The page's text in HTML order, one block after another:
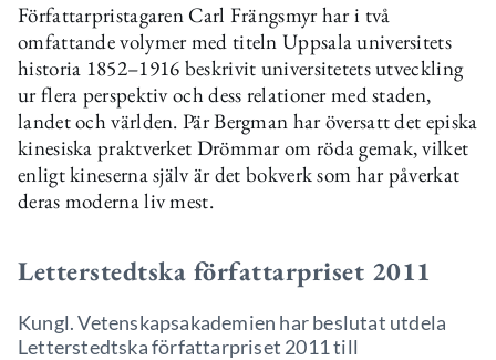
Författarpristagaren Carl Frängsmyr har i två
omfattande volymer med titeln Uppsala universitets
historia 1852–1916 beskrivit universitetets utveckling
ur flera perspektiv och dess relationer med staden,
landet och världen. Pär Bergman har översatt det episka
kinesiska praktverket Drömmar om röda gemak, vilket
enligt kineserna själv är det bokverk som har påverkat
deras moderna liv mest.
Letterstedtska författarpriset 2011
Kungl. Vetenskapsakademien har beslutat utdela
Letterstedtska författarpriset 2011 till